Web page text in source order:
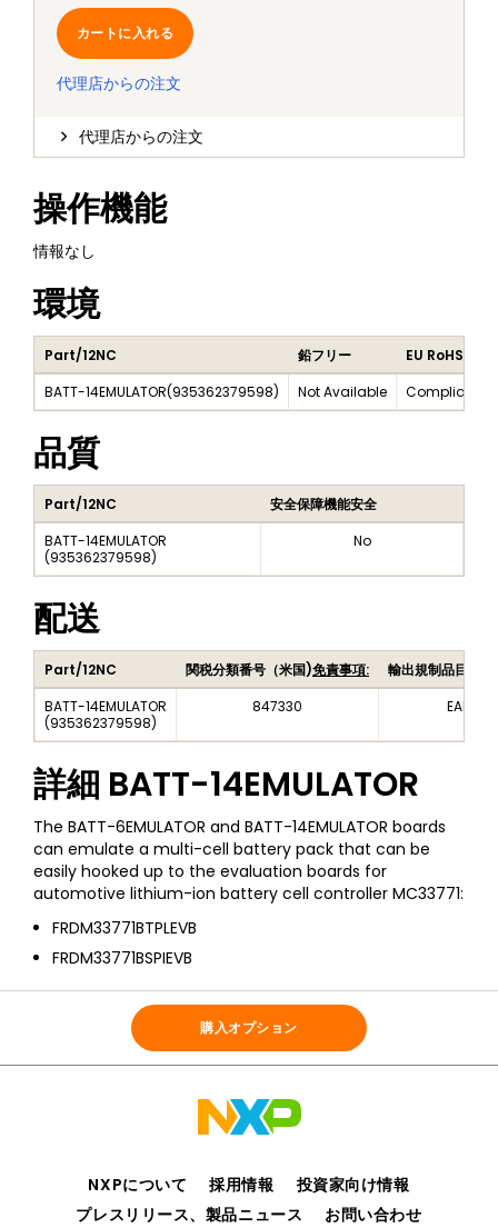
カートに入れる
代理店からの注文
代理店からの注文
操作機能
情報なし
環境
Part/12NC 鉛フリー
EU RoHS
BATT-14EMULATOR(935362379598) Not Available Compliant
品質
Part/12NC
安全保障機能安全
BATT-14EMULATOR
(935362379598)
No
配送
Part/12NC 関税分類番号（米国)免責事項:
輸出規制品目番
BATT-14EMULATOR
(935362379598)
847330 EAR99
詳細 BATT-14EMULATOR
The BATT-6EMULATOR and BATT-14EMULATOR boards
can emulate a multi-cell battery pack that can be
easily hooked up to the evaluation boards for
automotive lithium-ion battery cell controller MC33771:
FRDM33771BTPLEVB
FRDM33771BSPIEVB
BATT-14EMULATOR
購入オプション
NXPについて 採用情報
投資家向け情報
プレスリリース、製品ニュース
お問い合わせ